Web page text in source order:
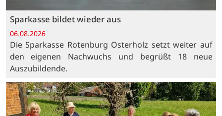
Sparkasse bildet wieder aus
06.08.2026
Die Sparkasse Rotenburg Osterholz setzt weiter auf
den eigenen Nachwuchs und begrüßt 18 neue
Auszubildende.